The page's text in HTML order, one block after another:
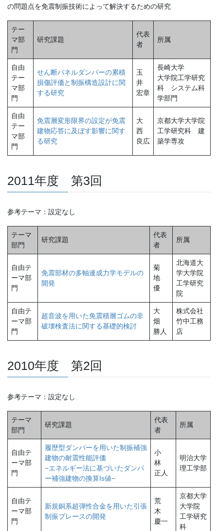
の問題点を免震制振技術によって解決するための研究
テー
マ部
門
研究課題
代表
者
所属
自由
テー
マ部
門
せん断パネルダンパーの累積
損傷評価と制振構造設計に関
する研究
玉
井
宏章
長崎大学
大学院工学研究
科 システム科
学部門
自由
テー
マ部
門
免震層変形限界の設定が免震
建物応答に及ぼす影響に関す
る研究
大
西
良広
京都大学大学院
工学研究科 建
築学専攻
2011年度 第3回
参考テーマ：設定なし
テーマ
部門
研究課題
代表
者
所属
自由テ
ーマ部
門
免震部材の多軸連成力学モデルの
開発
菊
地
優
北海道大
学大学院
工学研究
院
自由テ
ーマ部
門
超音波を用いた免震積層ゴムの非
破壊検査法に関する基礎的検討
大
畑
勝人
株式会社
竹中工務
店
2010年度 第2回
参考テーマ：設定なし
テーマ
部門
研究課題
代表
者
所属
自由テ
ーマ部
門
履歴型ダンパーを用いた制振補強
建物の耐震性能評価
−エネルギー法に基づいたダンパ
ー補強建物の換算Is値−
小
林
正人
明治大学
理工学部
自由テ
ーマ部
門
新規銅系超弾性合金を用いた引張
制振ブレースの開発
荒
木
慶一
京都大学
大学院
工学研究
科